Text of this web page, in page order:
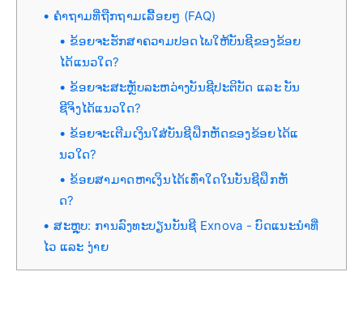
ຄຳຖາມທີ່ຖືກຖາມເລື້ອຍໆ (FAQ)
ຂ້ອຍຈະຮັກສາຄວາມປອດໄພໃຫ້ບັນຊີຂອງຂ້ອຍ
ໄດ້ແນວໃດ?
ຂ້ອຍຈະສະຫຼັບລະຫວ່າງບັນຊີປະຕິບັດ ແລະ ບັນ
ຊີຈິງໄດ້ແນວໃດ?
ຂ້ອຍຈະເຕີມເງິນໃສ່ບັນຊີຝຶກຫັດຂອງຂ້ອຍໄດ້ແ
ນວໃດ?
ຂ້ອຍສາມາດຫາເງິນໄດ້ເທົ່າໃດໃນບັນຊີຝຶກຫັ
ດ?
ສະຫຼຸບ: ການລົງທະບຽນບັນຊີ Exnova - ບົດແນະນຳທີ່
ໄວ ແລະ ງ່າຍ